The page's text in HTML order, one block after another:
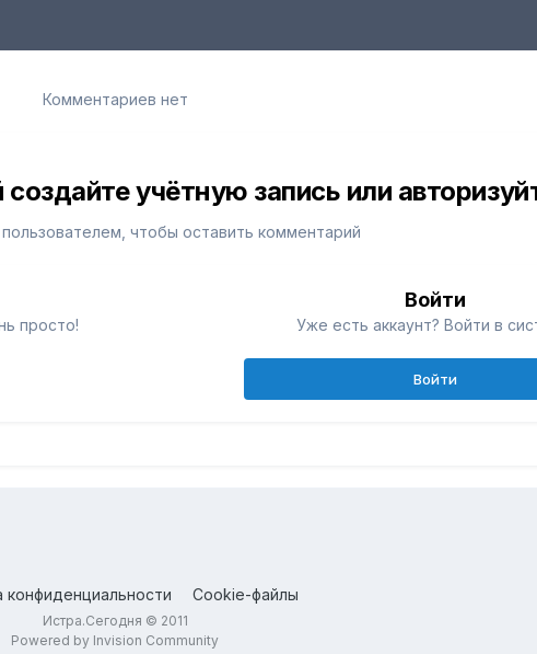
Комментариев нет
учётную запись или
чтобы оставить комментарий
просто!
Войти
Уже есть аккаунт? Войти в
Войти
конфиденциальности Cookie-файлы
Истра.Сегодня © 2011
Powered by Invision Community